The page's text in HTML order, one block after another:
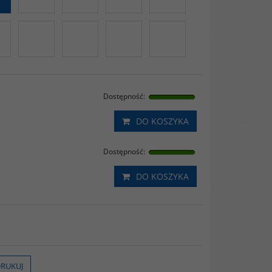
Dostępność:
DO KOSZYKA
Dostępność:
DO KOSZYKA